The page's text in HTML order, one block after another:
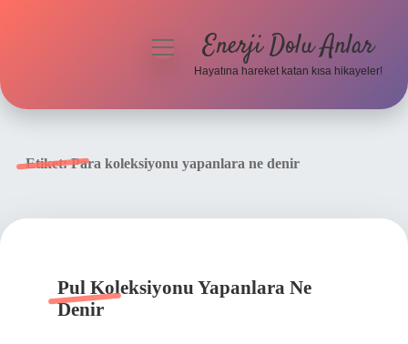
menüyüEnerji Dolu Anlar
Hayatına hareket katan kısa hikayeler!
Etiket:Para koleksiyonu yapanlara ne denir
Pul Koleksiyonu Yapanlara Ne
Denir